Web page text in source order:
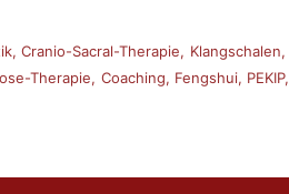
Cranio-Sacral-Therapie, Klangschalen,
Therapie, Coaching, Fengshui, PEKIP,